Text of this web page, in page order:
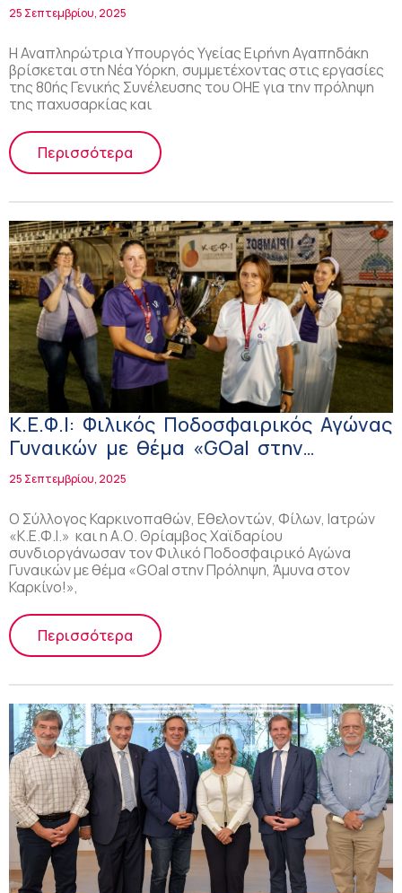
ελληνικά προγράμματα Πρόληψης στον
25 Σεπτεμβρίου, 2025
Η Αναπληρώτρια Υπουργός Υγείας Ειρήνη Αγαπηδάκη
βρίσκεται στη Νέα Υόρκη, συμμετέχοντας στις εργασίες
της 80ής Γενικής Συνέλευσης του ΟΗΕ για την πρόληψη
της παχυσαρκίας και
Περισσότερα
Κ.Ε.Φ.Ι: Φιλικός Ποδοσφαιρικός Αγώνας
Γυναικών με θέμα «GΟal στην
Πρόληψη, Άμυνα στον Καρκίνο!»
25 Σεπτεμβρίου, 2025
Ο Σύλλογος Καρκινοπαθών, Εθελοντών, Φίλων, Ιατρών
«Κ.Ε.Φ.Ι.» και η Α.Ο. Θρίαμβος Χαϊδαρίου
συνδιοργάνωσαν τον Φιλικό Ποδοσφαιρικό Αγώνα
Γυναικών με θέμα «GΟal στην Πρόληψη, Άμυνα στον
Καρκίνο!»,
Περισσότερα